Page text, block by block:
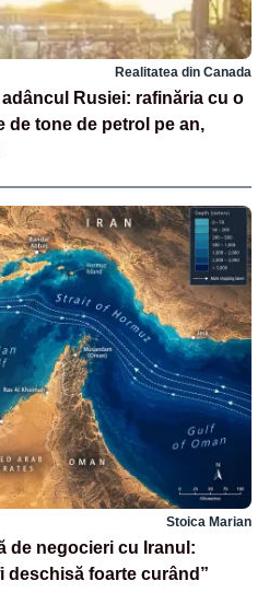
Realitatea din Canada
Rusiei: rafinăria cu o
de tone de petrol pe an,
Stoica Marian
de negocieri cu Iranul:
deschisă foarte curând”